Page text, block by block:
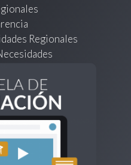
Regionales